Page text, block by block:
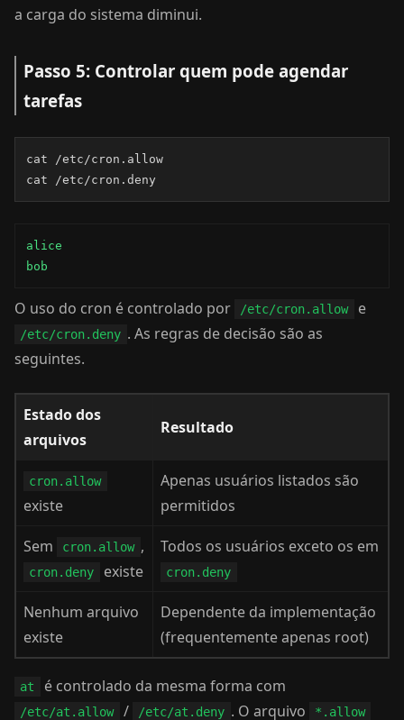
a carga do sistema diminui.
Passo 5: Controlar quem pode agendar
tarefas
cat /etc/cron.allow
cat /etc/cron.deny
alice
bob
O uso do cron é controlado por /etc/cron.allow e
/etc/cron.deny . As regras de decisão são as
seguintes.
Estado dos
arquivos
Resultado
cron.allow
existe
Apenas usuários listados são
permitidos
Sem cron.allow ,
cron.deny existe
Todos os usuários exceto os em
cron.deny
Nenhum arquivo
existe
Dependente da implementação
(frequentemente apenas root)
at é controlado da mesma forma com
/etc/at.allow / /etc/at.deny . O arquivo *.allow